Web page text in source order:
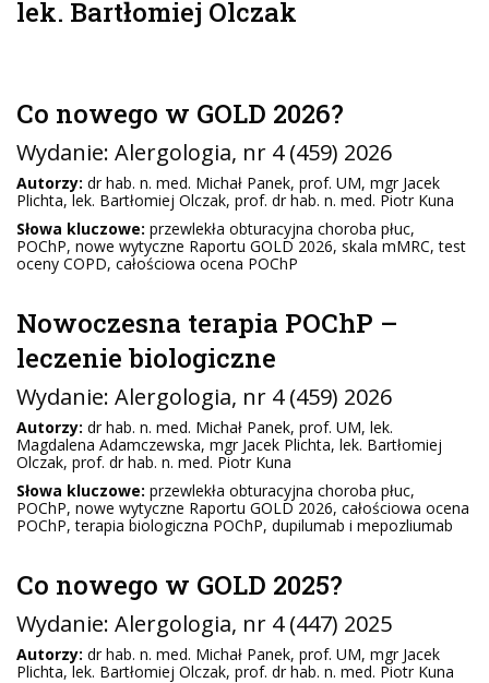
lek. Bartłomiej Olczak
Co nowego w GOLD 2026?
Wydanie: Alergologia, nr 4 (459) 2026
Autorzy: dr hab. n. med. Michał Panek, prof. UM, mgr Jacek
Plichta, lek. Bartłomiej Olczak, prof. dr hab. n. med. Piotr Kuna
Słowa kluczowe: przewlekła obturacyjna choroba płuc,
POChP, nowe wytyczne Raportu GOLD 2026, skala mMRC, test
oceny COPD, całościowa ocena POChP
Nowoczesna terapia POChP –
leczenie biologiczne
Wydanie: Alergologia, nr 4 (459) 2026
Autorzy: dr hab. n. med. Michał Panek, prof. UM, lek.
Magdalena Adamczewska, mgr Jacek Plichta, lek. Bartłomiej
Olczak, prof. dr hab. n. med. Piotr Kuna
Słowa kluczowe: przewlekła obturacyjna choroba płuc,
POChP, nowe wytyczne Raportu GOLD 2026, całościowa ocena
POChP, terapia biologiczna POChP, dupilumab i mepozliumab
Co nowego w GOLD 2025?
Wydanie: Alergologia, nr 4 (447) 2025
Autorzy: dr hab. n. med. Michał Panek, prof. UM, mgr Jacek
Plichta, lek. Bartłomiej Olczak, prof. dr hab. n. med. Piotr Kuna